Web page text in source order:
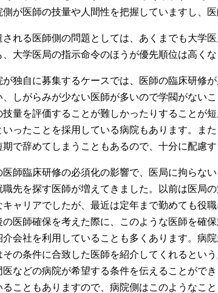
側が医師の技量や人間性を把握していますし、
される医師側の問題としては、あくまでも大学
、大学医局の指示命令のほうが優先順位は高く
が独自に募集するケースでは、医師の臨床研修
、しがらみが少ない医師が多いので学閥がない
技量を評価することが難しかったりすることが
いったことを採用している病院もあります。ま
期で辞めてしまうこともあるので、十分に配慮
医師臨床研修の必須化の影響で、医局に拘らな
職先を探す医師が増えてきました。以前は医局
キャリアでしたが、最近は定年まで勤めても役
の医師確保を考えた際に、このような医師を確
介会社を利用していることも多くあります。病
その条件に合致した医師を紹介してくれるとい
医などの病院が希望する条件を伝えることがで
ることもありますので、病院側はこのようなこ